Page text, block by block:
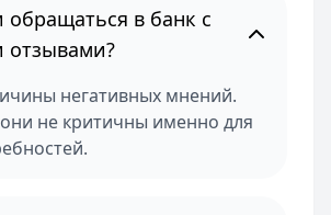
обращаться в банк с
отзывами?
негативных мнений.
не критичны именно для